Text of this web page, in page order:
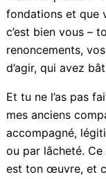
transformation.
La jeunesse
encore moins de
respect, de la
opportunités
pour nous. Tout
Alors oui, « Bienvenu
Bienvenu dans
depuis des